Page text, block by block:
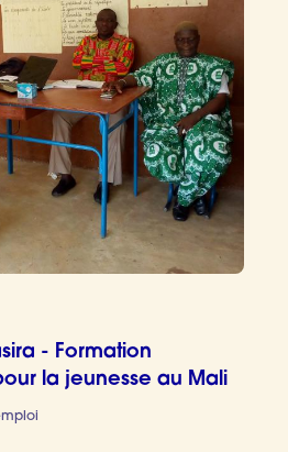
- Formation
la jeunesse au Mali